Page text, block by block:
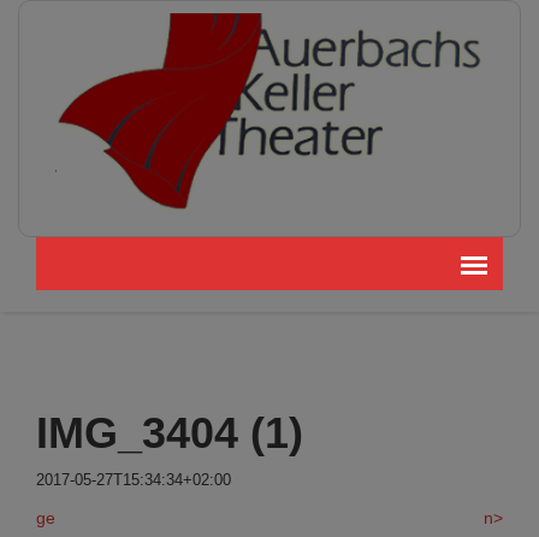
IMG_3404 (1)
2017-05-27T15:34:34+02:00
ge n>